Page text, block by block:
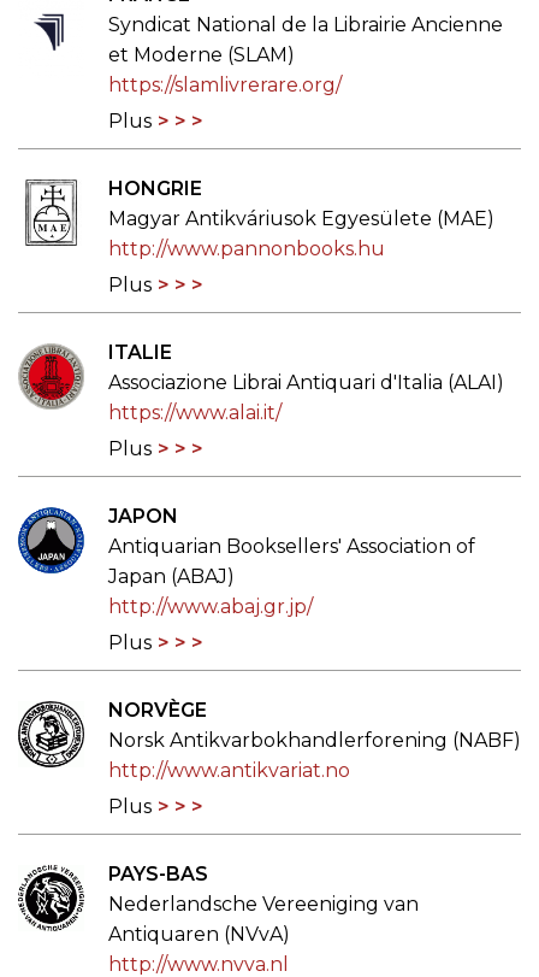
Syndicat National de la Librairie Ancienne
et Moderne (SLAM)
https://slamlivrerare.org/
Plus
HONGRIE
Magyar Antikváriusok Egyesülete (MAE)
http://www.pannonbooks.hu
Plus
ITALIE
Associazione Librai Antiquari d'Italia (ALAI)
https://www.alai.it/
Plus
JAPON
Antiquarian Booksellers' Association of
Japan (ABAJ)
http://www.abaj.gr.jp/
Plus
NORVÈGE
Norsk Antikvarbokhandlerforening (NABF)
http://www.antikvariat.no
Plus
PAYS-BAS
Nederlandsche Vereeniging van
Antiquaren (NVvA)
http://www.nvva.nl